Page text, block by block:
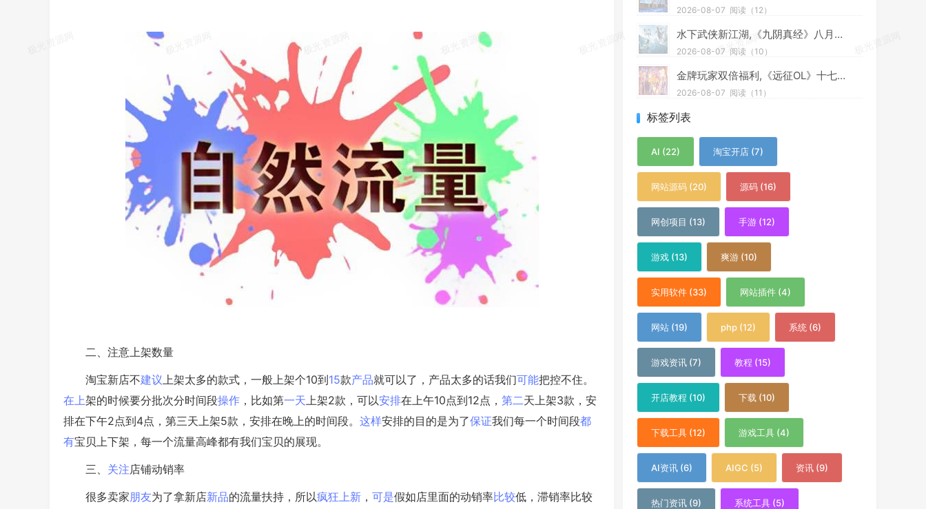
二、注意上架数量
淘宝新店不建议上架太多的款式，一般上架个10到15款产品就可以了，产品太多的话我们可能把控不住。
在上架的时候要分批次分时间段操作 ，比如第一天上架2款，可以安排在上午10点到12点， 第二天上架3款，安
排在下午2点到4点，第三天上架5款，安排在晚上的时间段。 这样安排的目的是为了保证我们每一个时间段都
有宝贝上下架，每一个流量高峰都有我们宝贝的展现。
三、 关注店铺动销率
很多卖家朋友为了拿新店新品的流量扶持，所以疯狂上新 ， 可是假如店里面的动销率比较低，滞销率比较
2026-08-07 阅读（12）
水下武侠新江湖,《九阴真经》八月资料片今日公测
2026-08-07 阅读（10）
金牌玩家双倍福利,《远征OL》十七周年新区今日开启狂欢盛典
2026-08-07 阅读（11）
标签列表
AI (22) 淘宝开店 (7)
网站源码 (20) 源码 (16)
网创项目 (13) 手游 (12)
游戏 (13) 爽游 (10)
实用软件 (33) 网站插件 (4)
网站 (19) php (12) 系统 (6)
游戏资讯 (7) 教程 (15)
开店教程 (10) 下载 (10)
下载工具 (12) 游戏工具 (4)
AI资讯 (6) AIGC (5) 资讯 (9)
热门资讯 (9) 系统工具 (5)